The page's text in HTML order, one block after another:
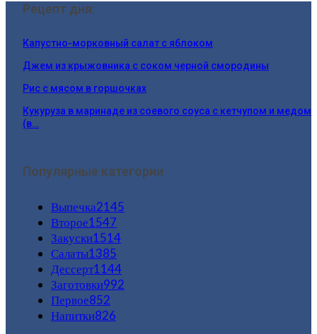
Рецепт дня:
Капустно-морковный салат с яблоком
Джем из крыжовника с соком черной смородины
Рис с мясом в горшочках
Кукуруза в маринаде из соевого соуса с кетчупом и медом
(в…
Популярные категории
Выпечка2145
Второе1547
Закуски1514
Салаты1385
Дессерт1144
Заготовки992
Первое852
Напитки826